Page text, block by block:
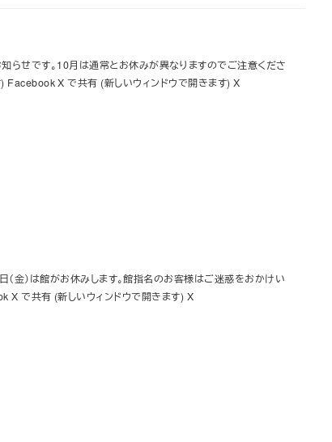
らせです。10月は通常とお休みが異なりますのでご注意くださ
Facebook X で共有 (新しいウィンドウで開きます) X
（金）は館がお休みします。館指名のお客様はご迷惑をおかけい
X で共有 (新しいウィンドウで開きます) X